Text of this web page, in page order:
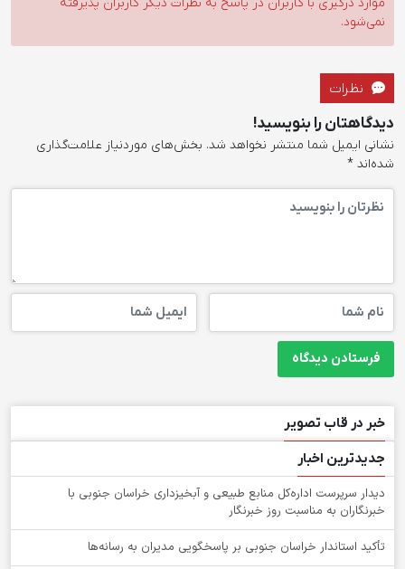
موارد درگیری با کاربران در پاسخ به نظرات دیگر کاربران پذیرفته
نمی‌شود.
نظرات
دیدگاهتان را بنویسید!
نشانی ایمیل شما منتشر نخواهد شد. بخش‌های موردنیاز علامت‌گذاری
شده‌اند
خبر در قاب تصویر
جدیدترین اخبار
دیدار سرپرست اداره‌کل منابع طبیعی و آبخیزداری خراسان جنوبی با
خبرنگاران به مناسبت روز خبرنگار
تأکید استاندار خراسان جنوبی بر پاسخگویی مدیران به رسانه‌ها